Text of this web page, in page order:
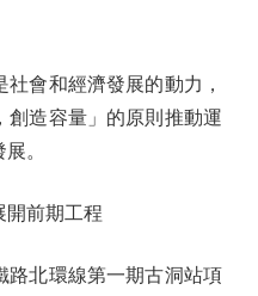
會和經濟發展的動力，
創造容量」的原則推動運
。
前期工程
北環線第一期古洞站項